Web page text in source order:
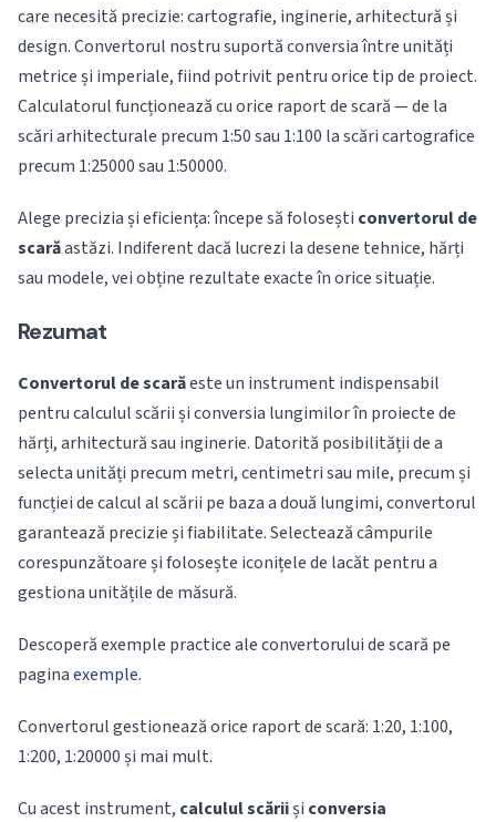
care necesită precizie: cartografie, inginerie, arhitectură și
design. Convertorul nostru suportă conversia între unități
metrice și imperiale, fiind potrivit pentru orice tip de proiect.
Calculatorul funcționează cu orice raport de scară — de la
scări arhitecturale precum 1:50 sau 1:100 la scări cartografice
precum 1:25000 sau 1:50000.
Alege precizia și eficiența: începe să folosești convertorul de
scarăastăzi. Indiferent dacă lucrezi la desene tehnice, hărți
sau modele, vei obține rezultate exacte în orice situație.
Rezumat
Convertorul de scarăeste un instrument indispensabil
pentru calculul scării și conversia lungimilor în proiecte de
hărți, arhitectură sau inginerie. Datorită posibilității de a
selecta unități precum metri, centimetri sau mile, precum și
funcției de calcul al scării pe baza a două lungimi, convertorul
garantează precizie și fiabilitate. Selectează câmpurile
corespunzătoare și folosește iconițele de lacăt pentru a
gestiona unitățile de măsură.
Descoperă exemple practice ale convertorului de scară pe
paginaexemple.
Convertorul gestionează orice raport de scară: 1:20, 1:100,
1:200, 1:20000 și mai mult.
Cu acest instrument, calculul scăriiși conversia